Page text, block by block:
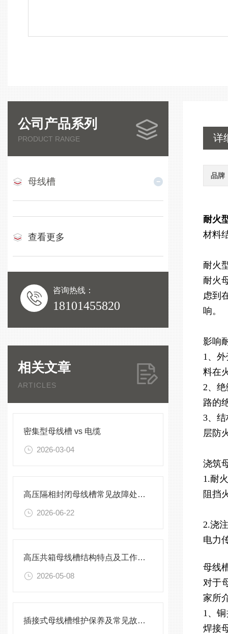
公司产品系列
PRODUCT RANGE
母线槽
查看更多
咨询热线：
18101455820
相关文章
ARTICLES
密集型母线槽 vs 电缆
2026-03-04
高压隔相封闭母线槽常见故障处理方案
2026-06-22
高压共箱母线槽结构特点及工作原理
2026-05-08
插接式母线槽维护保养及常见故障处理指南
详
品牌
耐火
材料
耐火
耐火
虑到
响。
影响
1、
料在
2、
路的
3、
层防
浇筑
1.耐
阻挡
2.浇
电力
母线
对于
家所
1、
焊接